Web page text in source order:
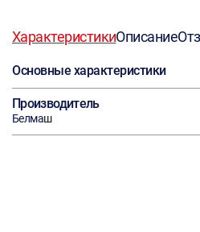
ХарактеристикиОписание
Основные характеристики
Производитель
Белмаш